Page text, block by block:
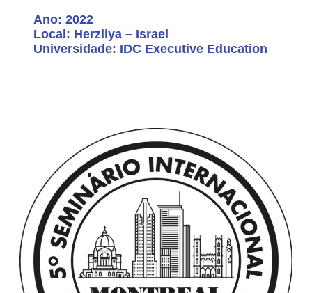
Ano: 2022
Local: Herzliya – Israel
Universidade: IDC Executive Education